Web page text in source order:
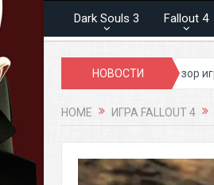
Dark Souls 3 Fallout 4
НОВОСТИ
Panzar обзор игры
HOME ИГРА FALLOUT 4